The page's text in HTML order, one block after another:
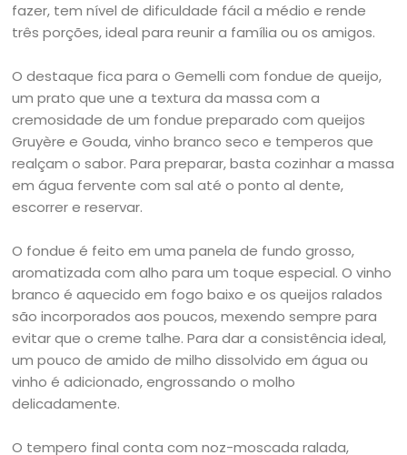
fazer, tem nível de dificuldade fácil a médio e rende
três porções, ideal para reunir a família ou os amigos.
O destaque fica para o Gemelli com fondue de queijo,
um prato que une a textura da massa com a
cremosidade de um fondue preparado com queijos
Gruyère e Gouda, vinho branco seco e temperos que
realçam o sabor. Para preparar, basta cozinhar a massa
em água fervente com sal até o ponto al dente,
escorrer e reservar.
O fondue é feito em uma panela de fundo grosso,
aromatizada com alho para um toque especial. O vinho
branco é aquecido em fogo baixo e os queijos ralados
são incorporados aos poucos, mexendo sempre para
evitar que o creme talhe. Para dar a consistência ideal,
um pouco de amido de milho dissolvido em água ou
vinho é adicionado, engrossando o molho
delicadamente.
O tempero final conta com noz-moscada ralada,